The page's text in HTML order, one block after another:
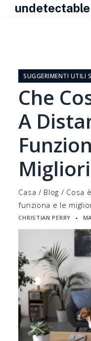
undetectable
contenutoSUGGERIMENTI UTILI
Che
A
Casa / Blog / Cosa
funziona e le
CHRISTIAN PERRY ▪